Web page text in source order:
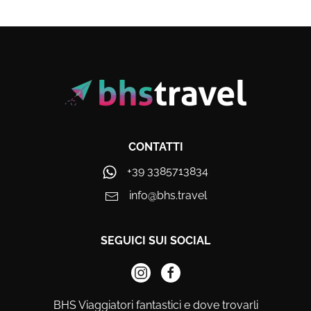
CONTATTI
+39 3385713834
info@bhs.travel
SEGUICI SUI SOCIAL
BHS Viaggiatori fantastici e dove trovarli